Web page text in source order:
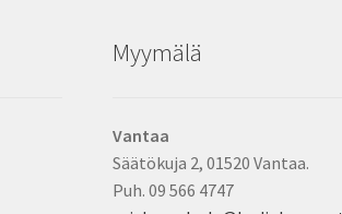
Myymälä
Vantaa
Säätökuja 2, 01520 Vantaa.
Puh. 09 566 4747